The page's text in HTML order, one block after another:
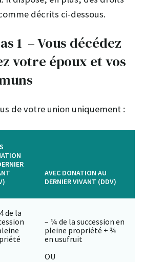
décrits ci-dessous.
1 – Vous décédez
votre époux et vos
de votre union uniquement :
AVEC DONATION AU
DERNIER VIVANT (DDV)
de la
– ¼ de la succession en
pleine propriété + ¾
en usufruit
OU